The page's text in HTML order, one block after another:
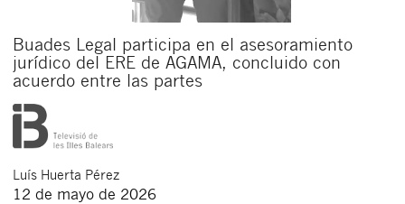
Buades Legal participa en el asesoramiento
jurídico del ERE de AGAMA, concluido con
acuerdo entre las partes
Luís Huerta Pérez
12 de mayo de 2026